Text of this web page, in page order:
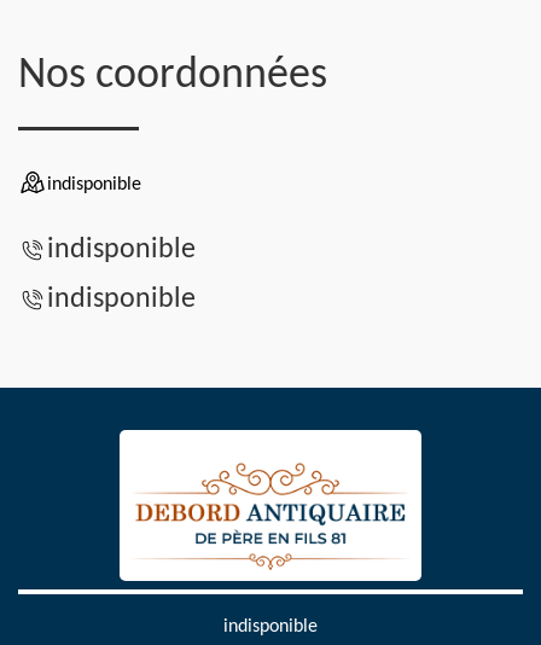
Nos coordonnées
indisponible
indisponible
indisponible
indisponible